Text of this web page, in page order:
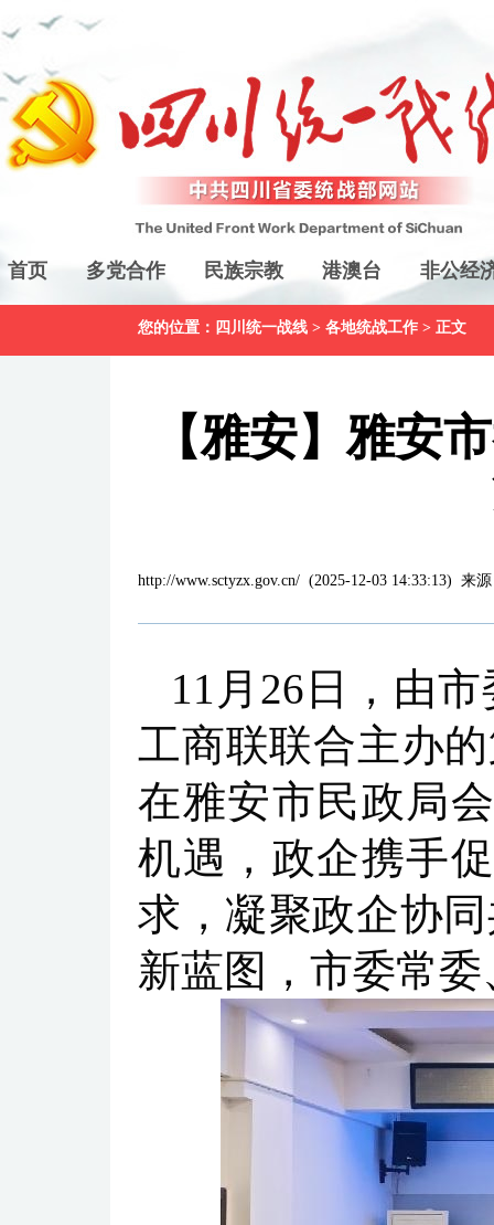
首页 多党合作 民族宗教 港澳台 非公经
您的位置： 四川统一战线 > 各地统战工作 > 正文
【雅安】雅安
http://www.sctyzx.gov.cn/ (2025-12-03 14:33:13) 来
11月26日，由
工商联联合主办
在雅安市民政局
机遇，政企携手
求，凝聚政企协
新蓝图，市委常